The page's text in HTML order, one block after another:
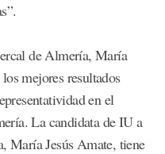
de Almería, María
mejores resultados
en el
La candidata de IU a
María Jesús Amate, tiene